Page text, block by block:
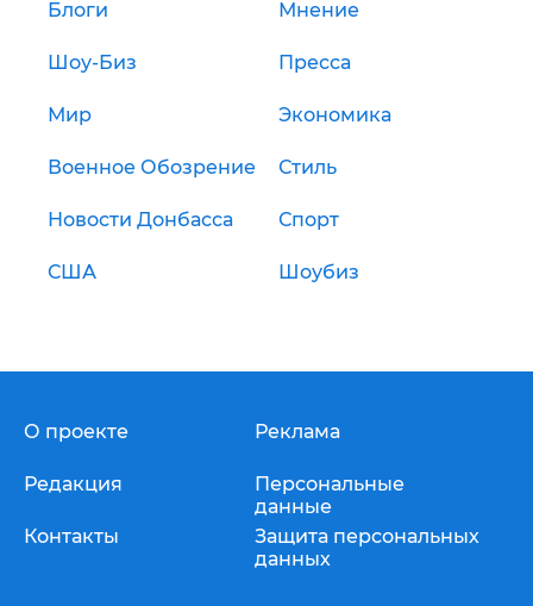
Блоги Мнение
Шоу-Биз Пресса
Мир Экономика
Военное Обозрение Стиль
Новости Донбасса Спорт
США Шоубиз
О проекте
Редакция
Контакты
Реклама
Персональные
данные
Защита персональных
данных